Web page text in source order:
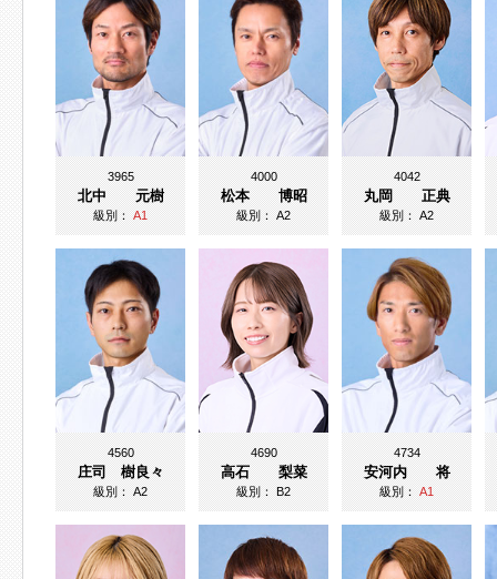
3965
北中 元樹
級別：A1
4000
松本 博昭
級別：A2
4042
丸岡 正典
級別：A2
4560
庄司 樹良々
級別：A2
4690
高石 梨菜
級別：B2
4734
安河内 将
級別：A1